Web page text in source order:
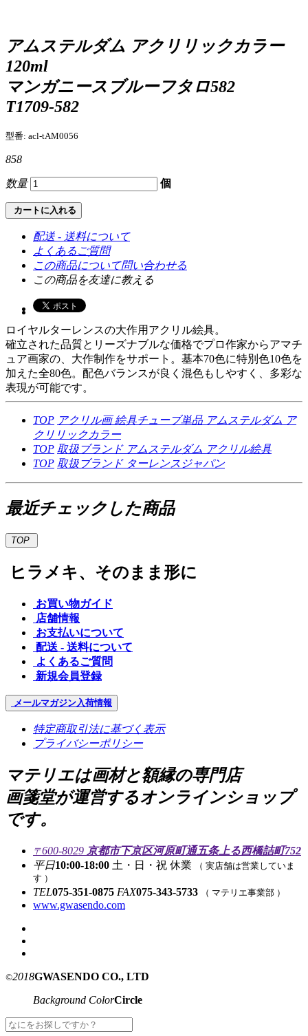
アムステルダム アクリリックカラー
120ml
マンガニースブルーフタロ582
T1709-582
型番: acl-tAM0056
858
数量 個
カートに入れる
配送 - 送料について
よくあるご質問
この商品について問い合わせる
この商品を友達に教える
ロイヤルターレンスの大作用アクリル絵具。
確立された品質とリーズナブルな価格でプロ作家からアマチ
ュア画家の、大作制作をサポート。基本70色に特別色10色を
加えた全80色。配色バランスが良く混色もしやすく、多彩な
表現が可能です。
TOP アクリル画絵具チューブ単品 アムステルダム ア
クリリックカラー
TOP 取扱ブランド アムステルダム アクリル絵具
TOP 取扱ブランド ターレンスジャパン
最近チェックした商品
TOP
ヒラメキ、そのまま形に
お買い物ガイド
店舗情報
お支払いについて
配送 - 送料について
よくあるご質問
新規会員登録
メールマガジン入荷情報
特定商取引法に基づく表示
プライバシーポリシー
マテリエは画材と額縁の専門店
画箋堂が運営するオンラインショップ
です。
〒600-8029 京都市下京区河原町通五条上る西橋詰町752
平日10:00-18:00 土・日・祝 休業 （ 実店舗は営業していま
す ）
TEL075-351-0875 FAX075-343-5733 （ マテリエ事業部 ）
www.gwasendo.com
©2018GWASENDO CO., LTD
Background ColorCircle